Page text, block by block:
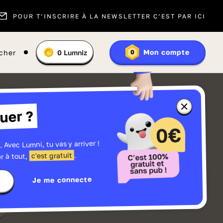
POUR T’INSCRIRE À LA NEWSLETTER C’EST PAR ICI
En
savoir
plus
les
Vous
:
0 Lumniz 0 Mon compte
Fermer
la
fenêtre
sur
Lumniz
?
Lumni, tu vas y arriver !
à tout, c'est gratuit .
Je me connecte